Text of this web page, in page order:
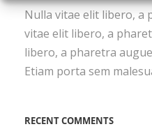
Nulla vitae elit libero, a
vitae elit libero, a
libero, a pharetra
Etiam porta sem
RECENT COMMENTS